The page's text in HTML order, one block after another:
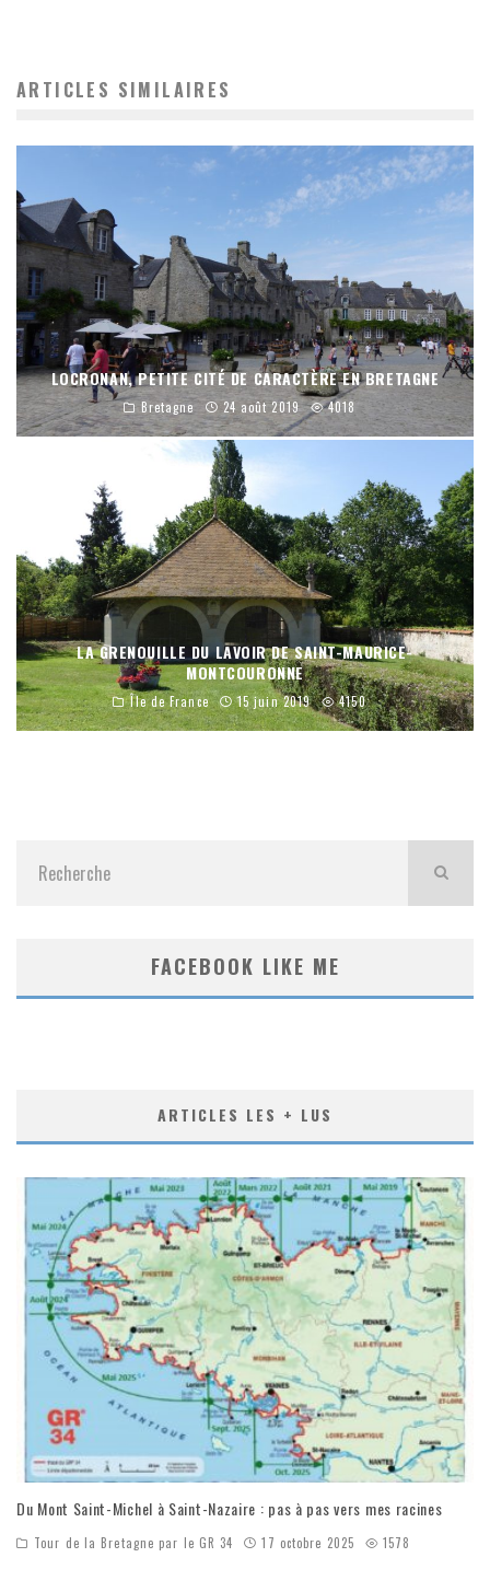
ARTICLES SIMILAIRES
LOCRONAN, PETITE CITÉ DE CARACTÈRE EN BRETAGNE
Bretagne 24 août 2019 4018
LA GRENOUILLE DU LAVOIR DE SAINT-MAURICE-
MONTCOURONNE
Île de France 15 juin 2019 4150
FACEBOOK LIKE ME
ARTICLES LES + LUS
Du Mont Saint-Michel à Saint-Nazaire : pas à pas vers mes racines
Tour de la Bretagne par le GR 34 17 octobre 2025 1578